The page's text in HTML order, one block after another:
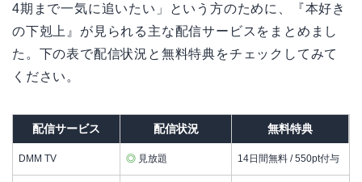
4期まで一気に追いたい」という方のために、『本好き
の下剋上』が見られる主な配信サービスをまとめまし
た。下の表で配信状況と無料特典をチェックしてみて
ください。
配信サービス 配信状況 無料特典
DMM TV ◎ 見放題 14日間無料 / 550pt付与